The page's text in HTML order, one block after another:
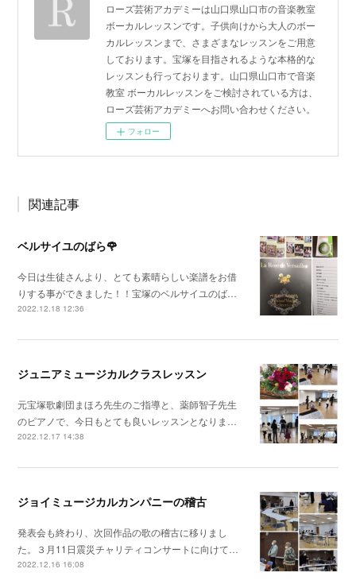
ローズ芸術アカデミーは山口県山口市の音楽教室
ボーカルレッスンです。子供向けから大人のボー
カルレッスンまで、さまざまなレッスンをご用意
しております。宝塚を目指されるような本格的な
レッスンも行っております。山口県山口市で音楽
教室 ボーカルレッスンをご検討されている方は、
ローズ芸術アカデミーへお問い合わせください。
フォロー
関連記事
ベルサイユのばら🌹
今日は生徒さんより、とても素晴らしい楽譜をお借
りする事ができました！！宝塚のベルサイユのば…
2022.12.18 12:36
ジュニアミュージカルクラスレッスン
元宝塚歌劇団まほろ先生のご指導と、薬師智子先生
のピアノで、今日もとても良いレッスンとなりま…
2022.12.17 14:38
ジョイミュージカルカンパニーの稽古
発表会も終わり、次回作品の歌の稽古に移りまし
た。３月11日震災チャリティコンサートに向けて…
2022.12.16 16:08